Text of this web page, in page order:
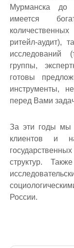
Мурманска до
имеется
ритейл-аудит),
исследований
группы,
готовы
инструменты,
перед Вами
За эти годы мы
клиентов и
структур.
России.